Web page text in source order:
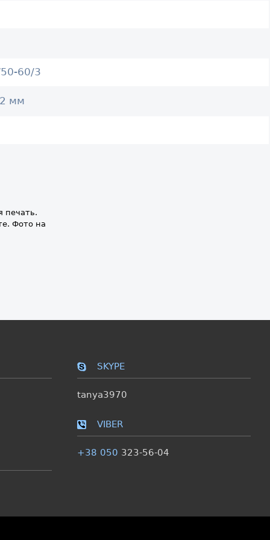
60/3
мм
печать.
Фото на
SKYPE
tanya3970
VIBER
+38 050 323-56-04